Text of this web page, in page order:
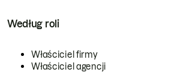
Według roli
Właściciel firmy
Właściciel agencji